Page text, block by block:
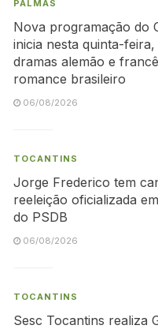
PALMAS
Nova programação do
inicia nesta quinta-
dramas alemão e
romance brasileiro
06/08/2026
TOCANTINS
Jorge Frederico tem
reeleição oficializada
do PSDB
06/08/2026
TOCANTINS
Sesc Tocantins realiza